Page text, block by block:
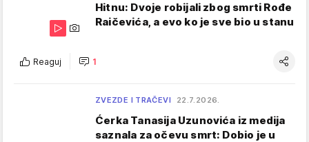
Hitnu: Dvoje robijali zbog smrti Rođe
Raičevića, a evo ko je sve bio u stanu
Reaguj 1
ZVEZDE I TRAČEVI 22.7.2026.
Ćerka Tanasija Uzunovića iz medija
saznala za očevu smrt: Dobio je u